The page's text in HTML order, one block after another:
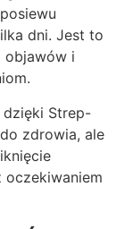
dni. Jest to
objawów i
dzięki Strep-
zdrowia, ale
oczekiwaniem